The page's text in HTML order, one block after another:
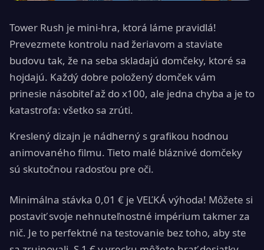
Tower Rush je mini-hra, ktorá láme pravidlá!
Prevezmete kontrolu nad žeriavom a staviate
budovu tak, že na seba skladajú domčeky, ktoré sa
hojdajú. Každý dobre položený domček vám
prinesie násobiteľ až do x100, ale jedna chyba a je to
katastrofa: všetko sa zrúti.
Kreslený dizajn je nádherný s grafikou hodnou
animovaného filmu. Tieto malé bláznivé domčeky
sú skutočnou radosťou pre oči.
Minimálna stávka 0,01 € je VEĽKÁ výhoda! Môžete si
postaviť svoje nehnuteľnostné impérium takmer za
nič. Je to perfektné na testovanie bez toho, aby ste